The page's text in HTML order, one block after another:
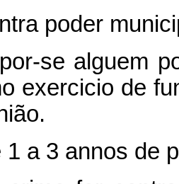
poder
se alguem
exercicio de
1 a 3 annos de